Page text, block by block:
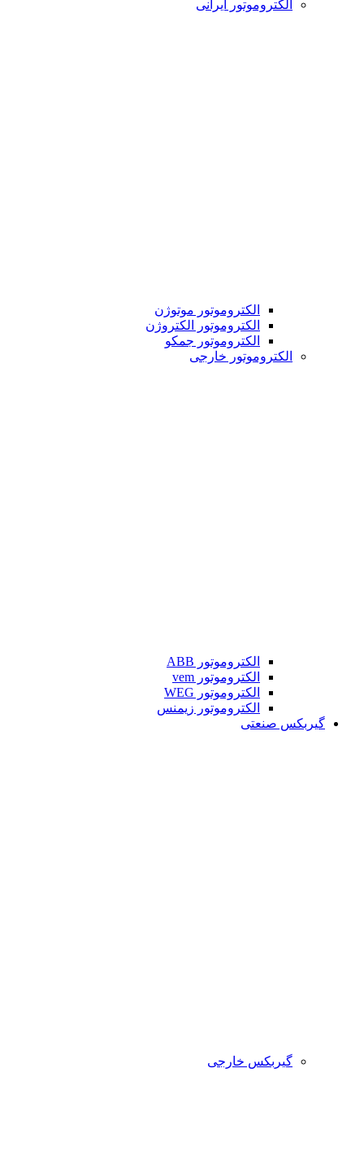
الکتروموتور ایرانی
الکتروموتور موتوژن
الکتروموتور الکتروژن
الکتروموتور جمکو
الکتروموتور خارجی
الکتروموتور ABB
الکتروموتور vem
الکتروموتور WEG
الکتروموتور زیمنس
گیربکس صنعتی
گیربکس خارجی